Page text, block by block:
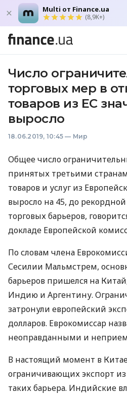
Multi от Finance.ua
(8,9K+)
Число
торговых мер в
товаров из ЕС
выросло
18.06.2019, 10:45 — Мир
Общее число
принятых третьими
товаров и услуг из
выросло на 45, до
торговых барьеров,
докладе Европейской
По словам члена
Сесилии Мальмстрем,
барьеров пришелся на
Индию и Аргентину.
затронули европейский
долларов. Еврокомиссар
неоправданными и
В настоящий момент в
ограничивающих экспорт
таких барьера. Индийские